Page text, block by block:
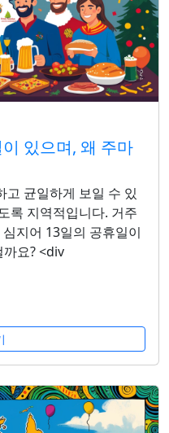
있으며, 왜 주마
고 균일하게 보일 수 있
록 지역적입니다. 거주
지어 13일의 공휴일이
요? <div